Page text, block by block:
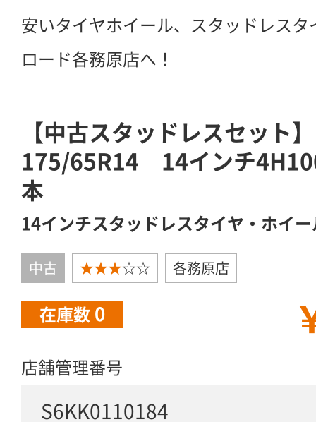
安いタイヤホイール、スタッドレス
ロード各務原店へ！
【中古スタッドレスセッ
175/65R14 14インチ
本
14インチスタッドレスタイヤ・ホイ
中古 ★★★☆☆ 各務原店
在庫数 0
店舗管理番号
S6KK0110184